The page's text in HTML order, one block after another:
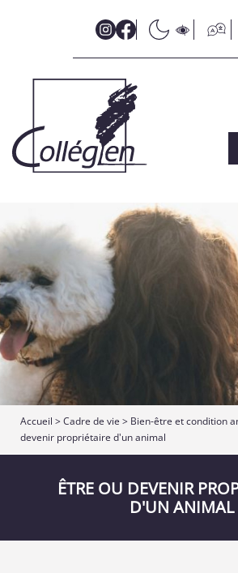
Accueil >Cadre de vie > Bien-être et condition
devenir propriétaire d'un animal
ÊTRE OU DEVENIR
D'UN ANIMAL